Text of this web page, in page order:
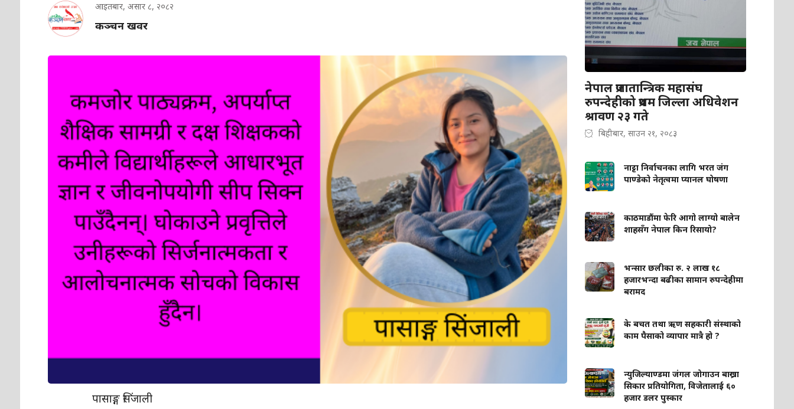
आइतबार, असार ८, २०८२
कञ्चन खवर
पासाङ्ग सिंजाली
नेपाल प्रजातान्त्रिक महासंघ
रुपन्देहीको प्रथम जिल्ला अधिवेशन
श्रावण २३ गते
बिहीबार, साउन २१, २०८३
नाट्टा निर्वाचनका लागि भरत जंग
पाण्डेको नेतृत्वमा प्यानल घोषणा
काठमाडौंमा फेरि आगो लाग्यो बालेन
शाहसँग नेपाल किन रिसायो?
भन्सार छलीका रु. २ लाख १८
हजारभन्दा बढीका सामान रुपन्देहीमा
बरामद
के बचत तथा ऋण सहकारी संस्थाको
काम पैसाको व्यापार मात्रै हो ?
न्युजिल्याण्डमा जंगल जोगाउन बाख्रा
सिकार प्रतियोगिता, विजेतालाई ६०
हजार डलर पुस्कार